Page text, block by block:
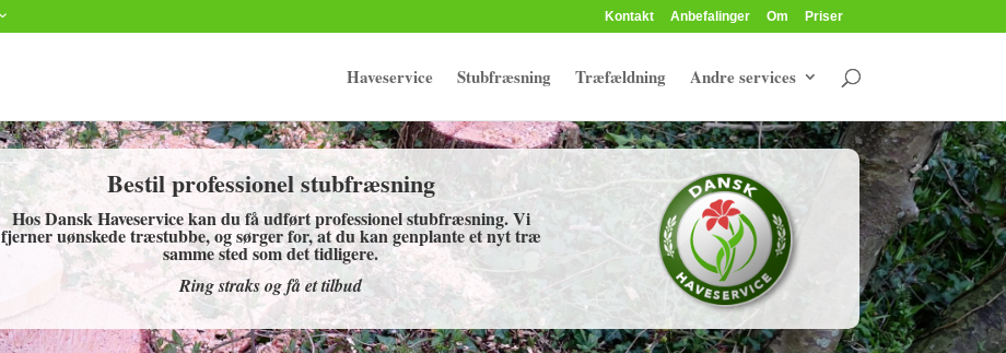
Kontakt Anbefalinger Om Priser
Haveservice Stubfræsning Træfældning Andre services
Bestil professionel stubfræsning
Hos Dansk Haveservice kan du få udført professionel stubfræsning. Vi
fjerner uønskede træstubbe, og sørger for, at du kan genplante et nyt træ
samme sted som det tidligere.
Ring straks og få et tilbud